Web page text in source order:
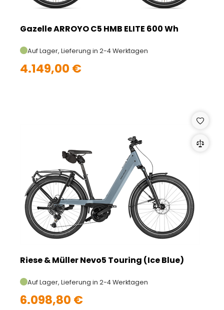
Gazelle ARROYO C5 HMB ELITE 600 Wh
Auf Lager, Lieferung in 2-4 Werktagen
4.149,00 €
Riese & Müller Nevo5 Touring (Ice Blue)
Auf Lager, Lieferung in 2-4 Werktagen
6.098,80 €